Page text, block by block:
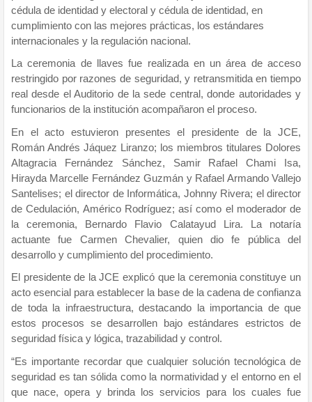
cédula de identidad y electoral y cédula de identidad, en
cumplimiento con las mejores prácticas, los estándares
internacionales y la regulación nacional.
La ceremonia de llaves fue realizada en un área de acceso
restringido por razones de seguridad, y retransmitida en tiempo
real desde el Auditorio de la sede central, donde autoridades y
funcionarios de la institución acompañaron el proceso.
En el acto estuvieron presentes el presidente de la JCE,
Román Andrés Jáquez Liranzo; los miembros titulares Dolores
Altagracia Fernández Sánchez, Samir Rafael Chami Isa,
Hirayda Marcelle Fernández Guzmán y Rafael Armando Vallejo
Santelises; el director de Informática, Johnny Rivera; el director
de Cedulación, Américo Rodríguez; así como el moderador de
la ceremonia, Bernardo Flavio Calatayud Lira. La notaría
actuante fue Carmen Chevalier, quien dio fe pública del
desarrollo y cumplimiento del procedimiento.
El presidente de la JCE explicó que la ceremonia constituye un
acto esencial para establecer la base de la cadena de confianza
de toda la infraestructura, destacando la importancia de que
estos procesos se desarrollen bajo estándares estrictos de
seguridad física y lógica, trazabilidad y control.
“Es importante recordar que cualquier solución tecnológica de
seguridad es tan sólida como la normatividad y el entorno en el
que nace, opera y brinda los servicios para los cuales fue